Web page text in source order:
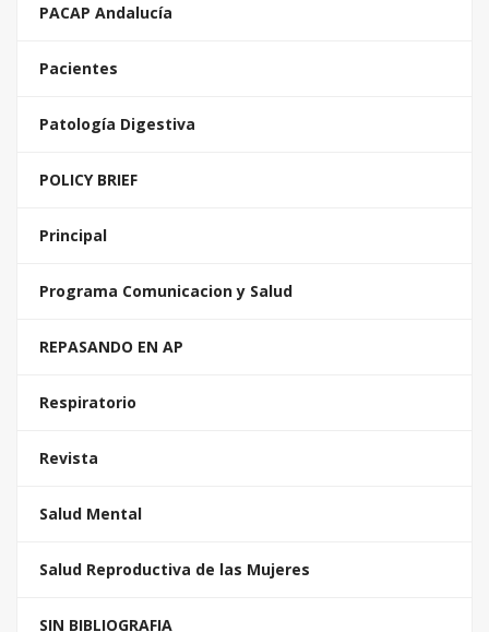
PACAP Andalucía
Pacientes
Patología Digestiva
POLICY BRIEF
Principal
Programa Comunicacion y Salud
REPASANDO EN AP
Respiratorio
Revista
Salud Mental
Salud Reproductiva de las Mujeres
SIN BIBLIOGRAFIA